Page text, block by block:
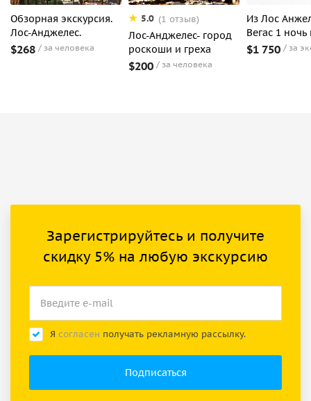
Обзорная экскурсия.
Лос-Анджелес.
$268 за человека
5.0 (1 отзыв)
Лос-Анджелес- город
роскоши и греха
$200 за человека
Из Лос
Вегас 1
$1 750 за
Зарегистрируйтесь и получите
скидку 5% на любую экскурсию
Я согласен получать рекламную рассылку.